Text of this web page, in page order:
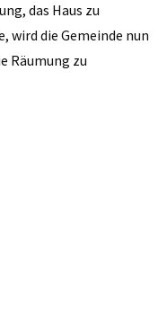
das Haus zu
wird die Gemeinde nun
Räumung zu